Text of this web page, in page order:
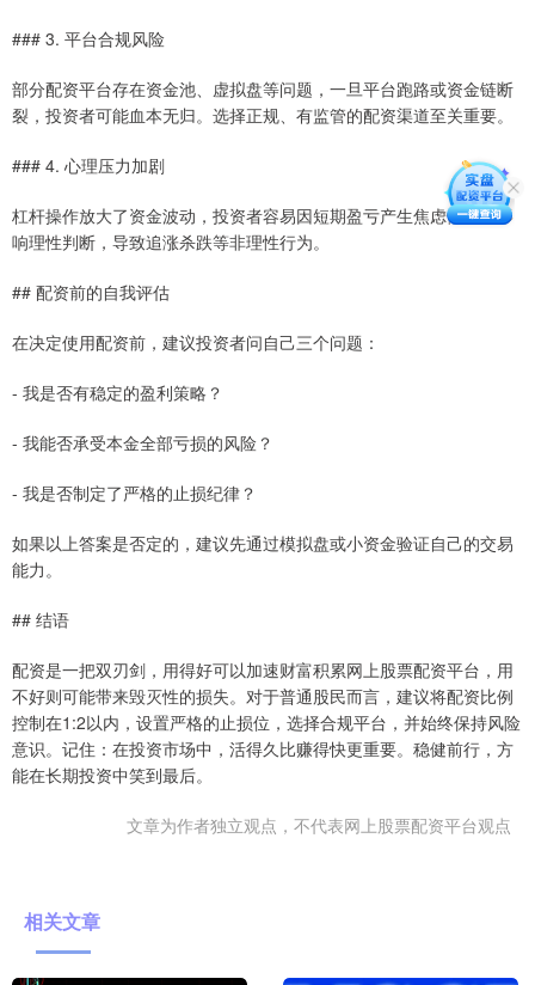
### 3. 平台合规风险
部分配资平台存在资金池、虚拟盘等问题，一旦平台跑路或资金链断
裂，投资者可能血本无归。选择正规、有监管的配资渠道至关重要。
### 4. 心理压力加剧
杠杆操作放大了资金波动，投资者容易因短期盈亏产生焦虑情绪，影
响理性判断，导致追涨杀跌等非理性行为。
## 配资前的自我评估
在决定使用配资前，建议投资者问自己三个问题：
- 我是否有稳定的盈利策略？
- 我能否承受本金全部亏损的风险？
- 我是否制定了严格的止损纪律？
如果以上答案是否定的，建议先通过模拟盘或小资金验证自己的交易
能力。
## 结语
配资是一把双刃剑，用得好可以加速财富积累网上股票配资平台，用
不好则可能带来毁灭性的损失。对于普通股民而言，建议将配资比例
控制在1:2以内，设置严格的止损位，选择合规平台，并始终保持风险
意识。记住：在投资市场中，活得久比赚得快更重要。稳健前行，方
能在长期投资中笑到最后。
文章为作者独立观点，不代表网上股票配资平台观点
相关文章